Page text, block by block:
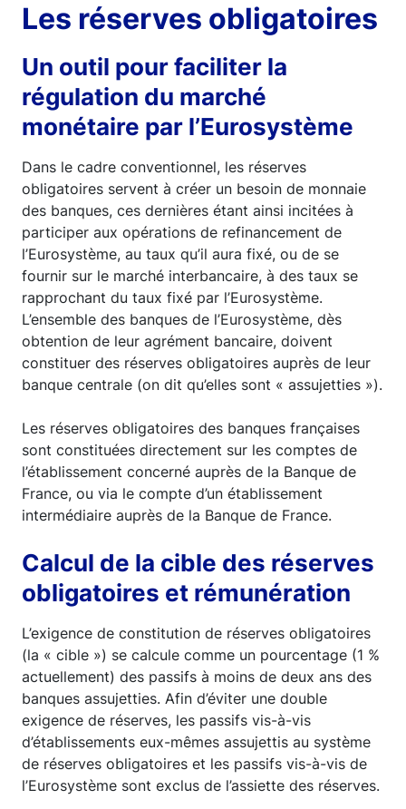
Les réserves obligatoires
Un outil pour faciliter la
régulation du marché
monétaire par l’Eurosystème
Dans le cadre conventionnel, les réserves
obligatoires servent à créer un besoin de monnaie
des banques, ces dernières étant ainsi incitées à
participer aux opérations de refinancement de
l’Eurosystème, au taux qu’il aura fixé, ou de se
fournir sur le marché interbancaire, à des taux se
rapprochant du taux fixé par l’Eurosystème.
L’ensemble des banques de l’Eurosystème, dès
obtention de leur agrément bancaire, doivent
constituer des réserves obligatoires auprès de leur
banque centrale (on dit qu’elles sont « assujetties »).
Les réserves obligatoires des banques françaises
sont constituées directement sur les comptes de
l’établissement concerné auprès de la Banque de
France, ou via le compte d’un établissement
intermédiaire auprès de la Banque de France.
Calcul de la cible des réserves
obligatoires et rémunération
L’exigence de constitution de réserves obligatoires
(la « cible ») se calcule comme un pourcentage (1 %
actuellement) des passifs à moins de deux ans des
banques assujetties. Afin d’éviter une double
exigence de réserves, les passifs vis-à-vis
d’établissements eux-mêmes assujettis au système
de réserves obligatoires et les passifs vis-à-vis de
l’Eurosystème sont exclus de l’assiette des réserves.